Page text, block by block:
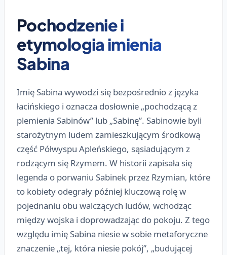
Pochodzenie i
etymologia imienia
Sabina
Imię Sabina wywodzi się bezpośrednio z języka
łacińskiego i oznacza dosłownie „pochodzącą z
plemienia Sabinów” lub „Sabinę”. Sabinowie byli
starożytnym ludem zamieszkującym środkową
część Półwyspu Apleńskiego, sąsiadującym z
rodzącym się Rzymem. W historii zapisała się
legenda o porwaniu Sabinek przez Rzymian, które
to kobiety odegrały później kluczową rolę w
pojednaniu obu walczących ludów, wchodząc
między wojska i doprowadzając do pokoju. Z tego
względu imię Sabina niesie w sobie metaforyczne
znaczenie „tej, która niesie pokój”, „budującej